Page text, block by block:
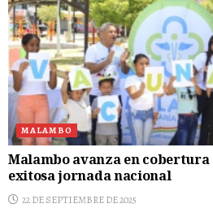
MALAMBO
Malambo avanza en
exitosa jornada nacional
22 DE SEPTIEMBRE DE 2025